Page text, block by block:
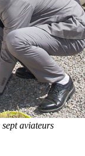
aviateurs